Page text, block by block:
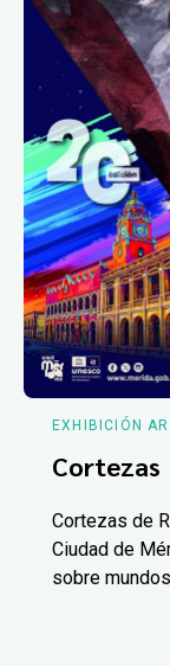
EXHIBICIÓN
Cortezas
Cortezas de
Ciudad de
sobre